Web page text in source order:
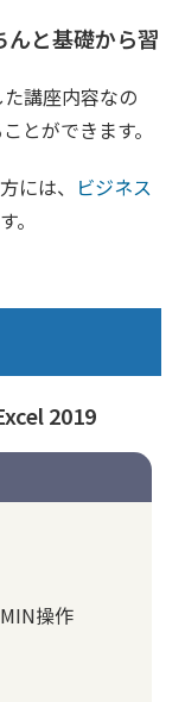
と基礎から習
講座内容なの
とができます。
には、 ビジネス
。
2019
操作